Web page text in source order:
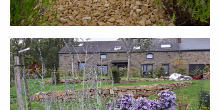
Afficher en grand